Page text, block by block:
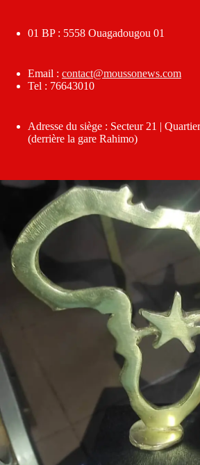
01 BP : 5558 Ouagadougou 01
Email : contact@moussonews.com
Tel : 76643010
Adresse du siège : Secteur 21 |
(derrière la gare Rahimo)